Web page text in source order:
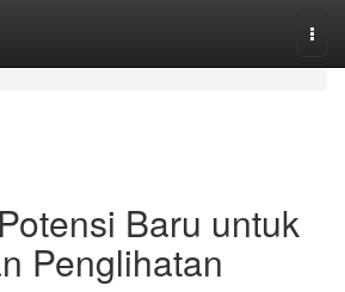
Baru untuk
Penglihatan